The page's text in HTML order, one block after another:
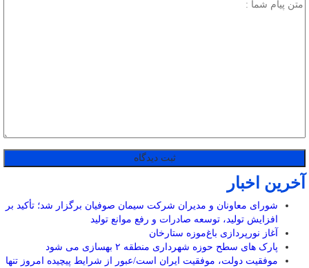
آخرین اخبار
شورای معاونان و مدیران شرکت سیمان صوفیان برگزار شد؛ تأکید بر
افزایش تولید، توسعه صادرات و رفع موانع تولید
آغاز نورپردازی باغ‌موزه ستارخان
پارک های سطح حوزه شهرداری منطقه ۲ بهسازی می شود
موفقیت دولت، موفقیت ایران است/عبور از شرایط پیچیده امروز تنها